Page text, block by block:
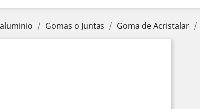
Gomas o Juntas Goma de Acristalar